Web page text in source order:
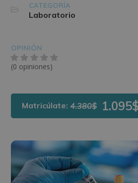
CATEGORÍA
Laboratorio
OPINIÓN
(0 opiniones)
Matricúlate:4.380$